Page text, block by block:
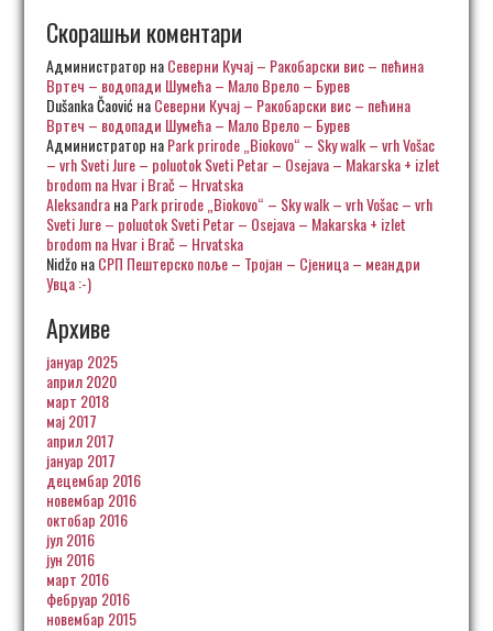
Скорашњи коментари
Администратор наСеверни Кучај – Ракобарски вис – пећина
Вртеч – водопади Шумећа – Мало Врело – Бурев
Dušanka ČaovićнаСеверни Кучај – Ракобарски вис – пећина
Вртеч – водопади Шумећа – Мало Врело – Бурев
Администратор наPark prirode „Biokovo“ – Sky walk – vrh Vošac
– vrh Sveti Jure – poluotok Sveti Petar – Osejava – Makarska + izlet
brodom na Hvar i Brač – Hrvatska
AleksandraнаPark prirode „Biokovo“ – Sky walk – vrh Vošac – vrh
Sveti Jure – poluotok Sveti Petar – Osejava – Makarska + izlet
brodom na Hvar i Brač – Hrvatska
NidžoнаСРП Пештерско поље – Тројан – Сјеница – меандри
Увца :-)
Архиве
јануар 2025
април 2020
март 2018
мај 2017
април 2017
јануар 2017
децембар 2016
новембар 2016
октобар 2016
јул 2016
јун 2016
март 2016
фебруар 2016
новембар 2015